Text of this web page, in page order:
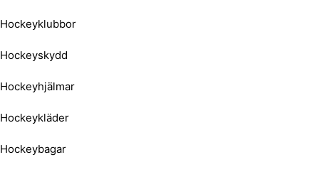
Hockeyklubbor
Hockeyskydd
Hockeyhjälmar
Hockeykläder
Hockeybagar